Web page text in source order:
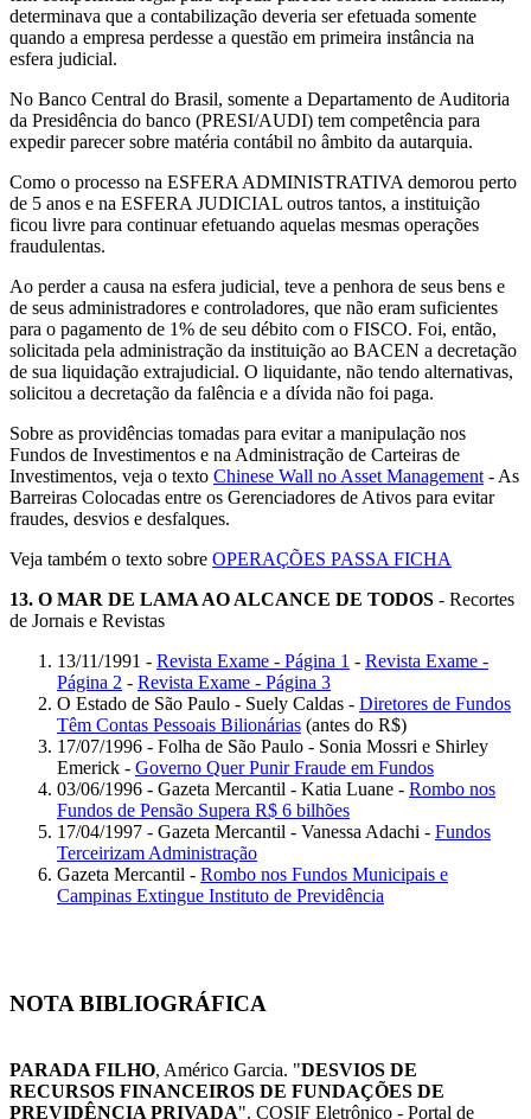
determinava que a contabilização deveria ser efetuada somente
quando a empresa perdesse a questão em primeira instância na
esfera judicial.
No Banco Central do Brasil, somente a Departamento de Auditoria
da Presidência do banco (PRESI/AUDI) tem competência para
expedir parecer sobre matéria contábil no âmbito da autarquia.
Como o processo na ESFERA ADMINISTRATIVA demorou perto
de 5 anos e na ESFERA JUDICIAL outros tantos, a instituição
ficou livre para continuar efetuando aquelas mesmas operações
fraudulentas.
Ao perder a causa na esfera judicial, teve a penhora de seus bens e
de seus administradores e controladores, que não eram suficientes
para o pagamento de 1% de seu débito com o FISCO. Foi, então,
solicitada pela administração da instituição ao BACEN a decretação
de sua liquidação extrajudicial. O liquidante, não tendo alternativas,
solicitou a decretação da falência e a dívida não foi paga.
Sobre as providências tomadas para evitar a manipulação nos
Fundos de Investimentos e na Administração de Carteiras de
Investimentos, veja o texto Chinese Wall no Asset Management - As
Barreiras Colocadas entre os Gerenciadores de Ativos para evitar
fraudes, desvios e desfalques.
Veja também o texto sobre OPERAÇÕES PASSA FICHA
13. O MAR DE LAMA AO ALCANCE DE TODOS - Recortes
de Jornais e Revistas
13/11/1991 - Revista Exame - Página 1 - Revista Exame -
Página 2 - Revista Exame - Página 3
O Estado de São Paulo - Suely Caldas - Diretores de Fundos
Têm Contas Pessoais Bilionárias (antes do R$)
17/07/1996 - Folha de São Paulo - Sonia Mossri e Shirley
Emerick - Governo Quer Punir Fraude em Fundos
03/06/1996 - Gazeta Mercantil - Katia Luane - Rombo nos
Fundos de Pensão Supera R$ 6 bilhões
17/04/1997 - Gazeta Mercantil - Vanessa Adachi - Fundos
Terceirizam Administração
Gazeta Mercantil - Rombo nos Fundos Municipais e
Campinas Extingue Instituto de Previdência
NOTA BIBLIOGRÁFICA
PARADA FILHO, Américo Garcia. "DESVIOS DE
RECURSOS FINANCEIROS DE FUNDAÇÕES DE
PREVIDÊNCIA PRIVADA". COSIF Eletrônico - Portal de